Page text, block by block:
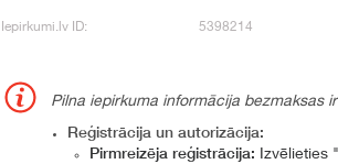
Iepirkumi.lv ID: 5398214
Pilna iepirkuma informācija bezmaksas
Reģistrācija un autorizācija:
Pirmreizēja reģistrācija: Izvēlieties